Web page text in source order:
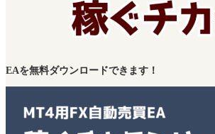
EAを無料ダウンロードできます！